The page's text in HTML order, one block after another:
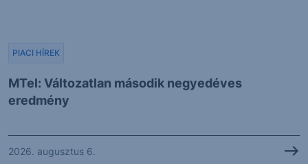
MTel: Változatlan második negyedéves
eredmény
PIACI HÍREK
2026. augusztus 6.